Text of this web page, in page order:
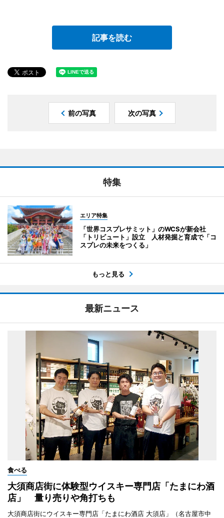
記事を読む
前の写真 次の写真
特集
エリア特集
「世界コスプレサミット」のWCSが新会社
「トリビュート」設立 人材発掘と育成で「コ
スプレの未来をつくる」
もっと見る
最新ニュース
食べる
大須商店街に体験型ウイスキー専門店「たまにわ酒
店」 量り売りや角打ちも
大須商店街にウイスキー専門店「たまにわ酒店 大須店」（名古屋市中